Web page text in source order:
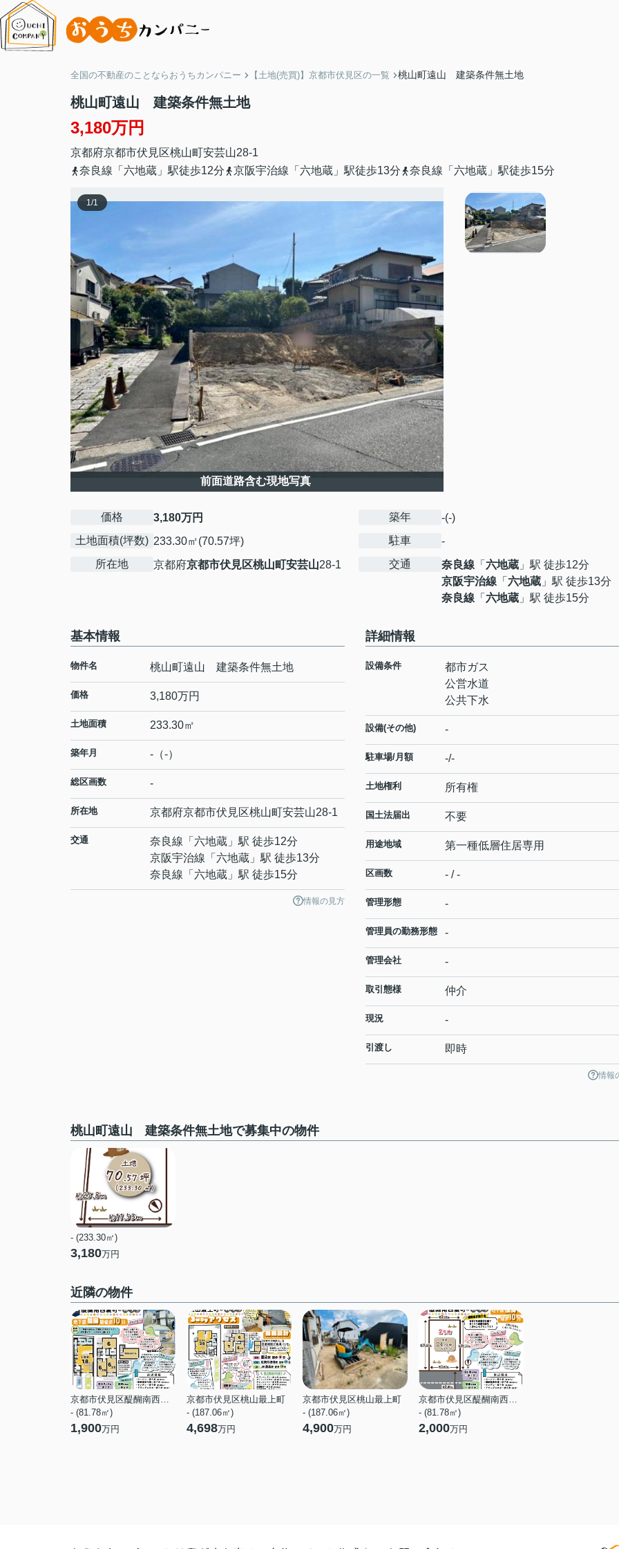
全国の不動産のことならおうちカンパニー 【土地(売買)】京都市伏見区の一覧 桃山町遠山 建築条件無土地
桃山町遠山 建築条件無土地
3,180万円
京都府京都市伏見区桃山町安芸山28-1
奈良線「六地蔵」駅徒歩12分
京阪宇治線「六地蔵」駅徒歩13分 奈良線「六地蔵」駅徒歩15分
1/1
前面道路含む現地写真
価格
3,180万円
土地面積(坪数) 233.30㎡(70.57坪)
所在地
京都府京都市伏見区桃山町安芸山28-1
築年
-(-)
駐車
-
交通
奈良線 「 六地蔵 」駅 徒歩12分
京阪宇治線 「 六地蔵 」駅 徒歩13分
奈良線 「 六地蔵 」駅 徒歩15分
基本情報
物件名 桃山町遠山 建築条件無土地
価格 3,180万円
土地面積 233.30㎡
築年月 -（-）
総区画数 -
所在地 京都府京都市伏見区桃山町安芸山28-1
交通 奈良線 「 六地蔵 」駅 徒歩12分
京阪宇治線 「 六地蔵 」駅 徒歩13分
奈良線 「 六地蔵 」駅 徒歩15分
情報の見方
詳細情報
設備条件
都市ガス
公営水道
公共下水
設備(その他) -
駐車場/月額 -/-
土地権利 所有権
国土法届出 不要
用途地域 第一種低層住居専用
区画数 - / -
管理形態 -
管理員の勤務形態 -
管理会社 -
取引態様 仲介
現況 -
引渡し 即時
情報
桃山町遠山 建築条件無土地で募集中の物件
- (233.30㎡)
3,180万円
近隣の物件
京都市伏見区醍醐南西裏町
- (81.78㎡)
1,900万円
京都市伏見区桃山最上町
- (187.06㎡)
4,698万円
京都市伏見区桃山最上町
- (187.06㎡)
4,900万円
京都市伏見区醍醐南西裏町
- (81.78㎡)
2,000万円